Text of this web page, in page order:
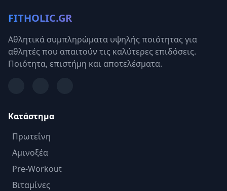
FITHOLIC.GR
Αθλητικά συμπληρώματα υψηλής ποιότητας για
αθλητές που απαιτούν τις καλύτερες επιδόσεις.
Ποιότητα, επιστήμη και αποτελέσματα.
Κατάστημα
Πρωτεΐνη
Αμινοξέα
Pre-Workout
Βιταμίνες